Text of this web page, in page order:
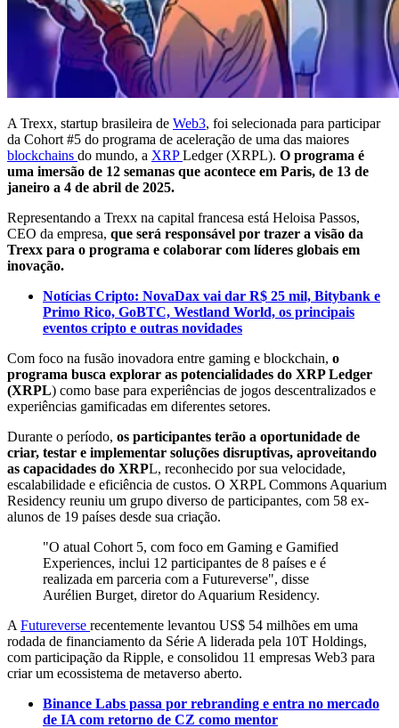
A Trexx, startup brasileira de Web3, foi selecionada para participar
da Cohort #5 do programa de aceleração de uma das maiores
blockchains do mundo, a XRPLedger (XRPL). O programa é
uma imersão de 12 semanas que acontece em Paris, de 13 de
janeiro a 4 de abril de 2025.
Representando a Trexx na capital francesa está Heloisa Passos,
CEO da empresa, que será responsável por trazer a visão da
Trexx para o programa e colaborar com líderes globais em
inovação.
Notícias Cripto: NovaDax vai dar R$ 25 mil, Bitybank e
Primo Rico, GoBTC, Westland World, os principais
eventos cripto e outras novidades
Com foco na fusão inovadora entre gaming e blockchain, o
programa busca explorar as potencialidades do XRP Ledger
(XRPL) como base para experiências de jogos descentralizados e
experiências gamificadas em diferentes setores.
Durante o período, os participantes terão a oportunidade de
criar, testar e implementar soluções disruptivas, aproveitando
as capacidades do XRPL, reconhecido por sua velocidade,
escalabilidade e eficiência de custos. O XRPL Commons Aquarium
Residency reuniu um grupo diverso de participantes, com 58 ex-
alunos de 19 países desde sua criação.
"O atual Cohort 5, com foco em Gaming e Gamified
Experiences, inclui 12 participantes de 8 países e é
realizada em parceria com a Futureverse", disse
Aurélien Burget, diretor do Aquarium Residency.
A Futureverse recentemente levantou US$ 54 milhões em uma
rodada de financiamento da Série A liderada pela 10T Holdings,
com participação da Ripple, e consolidou 11 empresas Web3 para
criar um ecossistema de metaverso aberto.
Binance Labs passa por rebranding e entra no mercado
de IA com retorno de CZ como mentor